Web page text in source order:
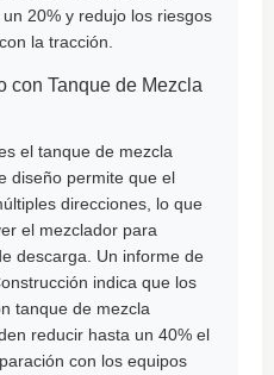
20% y redujo los riesgos
la tracción.
con Tanque de Mezcla
el tanque de mezcla
diseño permite que el
direcciones, lo que
el mezclador para
descarga. Un informe de
indica que los
tanque de mezcla
reducir hasta un 40% el
con los equipos